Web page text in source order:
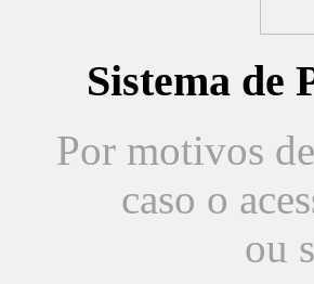
Sistema de
Por motivos
caso o
ou